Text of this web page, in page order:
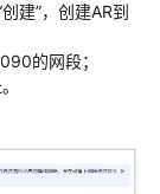
建”，创建AR到
的网段；